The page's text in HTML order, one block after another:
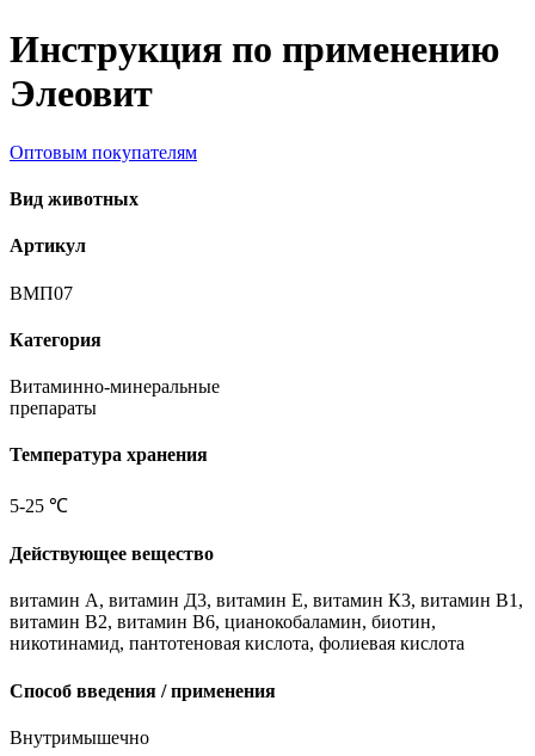
Инструкция по применению
Элеовит
Оптовым покупателям
Вид животных
Артикул
ВМП07
Категория
Витаминно-минеральные
препараты
Температура хранения
5-25 ℃
Действующее вещество
витамин А, витамин Д3, витамин Е, витамин К3, витамин В1,
витамин В2, витамин В6, цианокобаламин, биотин,
никотинамид, пантотеновая кислота, фолиевая кислота
Способ введения / применения
Внутримышечно